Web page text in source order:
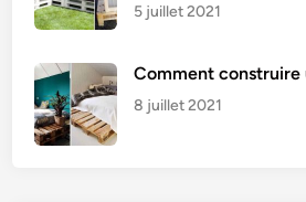
5 juillet 2021
Comment
8 juillet 2021